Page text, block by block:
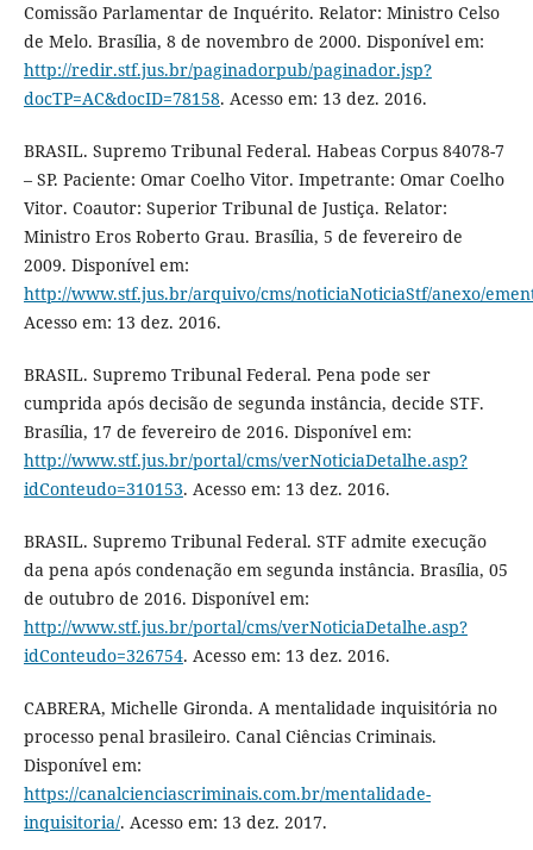
Comissão Parlamentar de Inquérito. Relator: Ministro Celso
de Melo. Brasília, 8 de novembro de 2000. Disponível em:
http://redir.stf.jus.br/paginadorpub/paginador.jsp?
docTP=AC&docID=78158. Acesso em: 13 dez. 2016.
BRASIL. Supremo Tribunal Federal. Habeas Corpus 84078-7
– SP. Paciente: Omar Coelho Vitor. Impetrante: Omar Coelho
Vitor. Coautor: Superior Tribunal de Justiça. Relator:
Ministro Eros Roberto Grau. Brasília, 5 de fevereiro de
2009. Disponível em:
http://www.stf.jus.br/arquivo/cms/noticiaNoticiaStf/anexo/
Acesso em: 13 dez. 2016.
BRASIL. Supremo Tribunal Federal. Pena pode ser
cumprida após decisão de segunda instância, decide STF.
Brasília, 17 de fevereiro de 2016. Disponível em:
http://www.stf.jus.br/portal/cms/verNoticiaDetalhe.asp?
idConteudo=310153. Acesso em: 13 dez. 2016.
BRASIL. Supremo Tribunal Federal. STF admite execução
da pena após condenação em segunda instância. Brasília, 05
de outubro de 2016. Disponível em:
http://www.stf.jus.br/portal/cms/verNoticiaDetalhe.asp?
idConteudo=326754. Acesso em: 13 dez. 2016.
CABRERA, Michelle Gironda. A mentalidade inquisitória no
processo penal brasileiro. Canal Ciências Criminais.
Disponível em:
https://canalcienciascriminais.com.br/mentalidade-
inquisitoria/. Acesso em: 13 dez. 2017.